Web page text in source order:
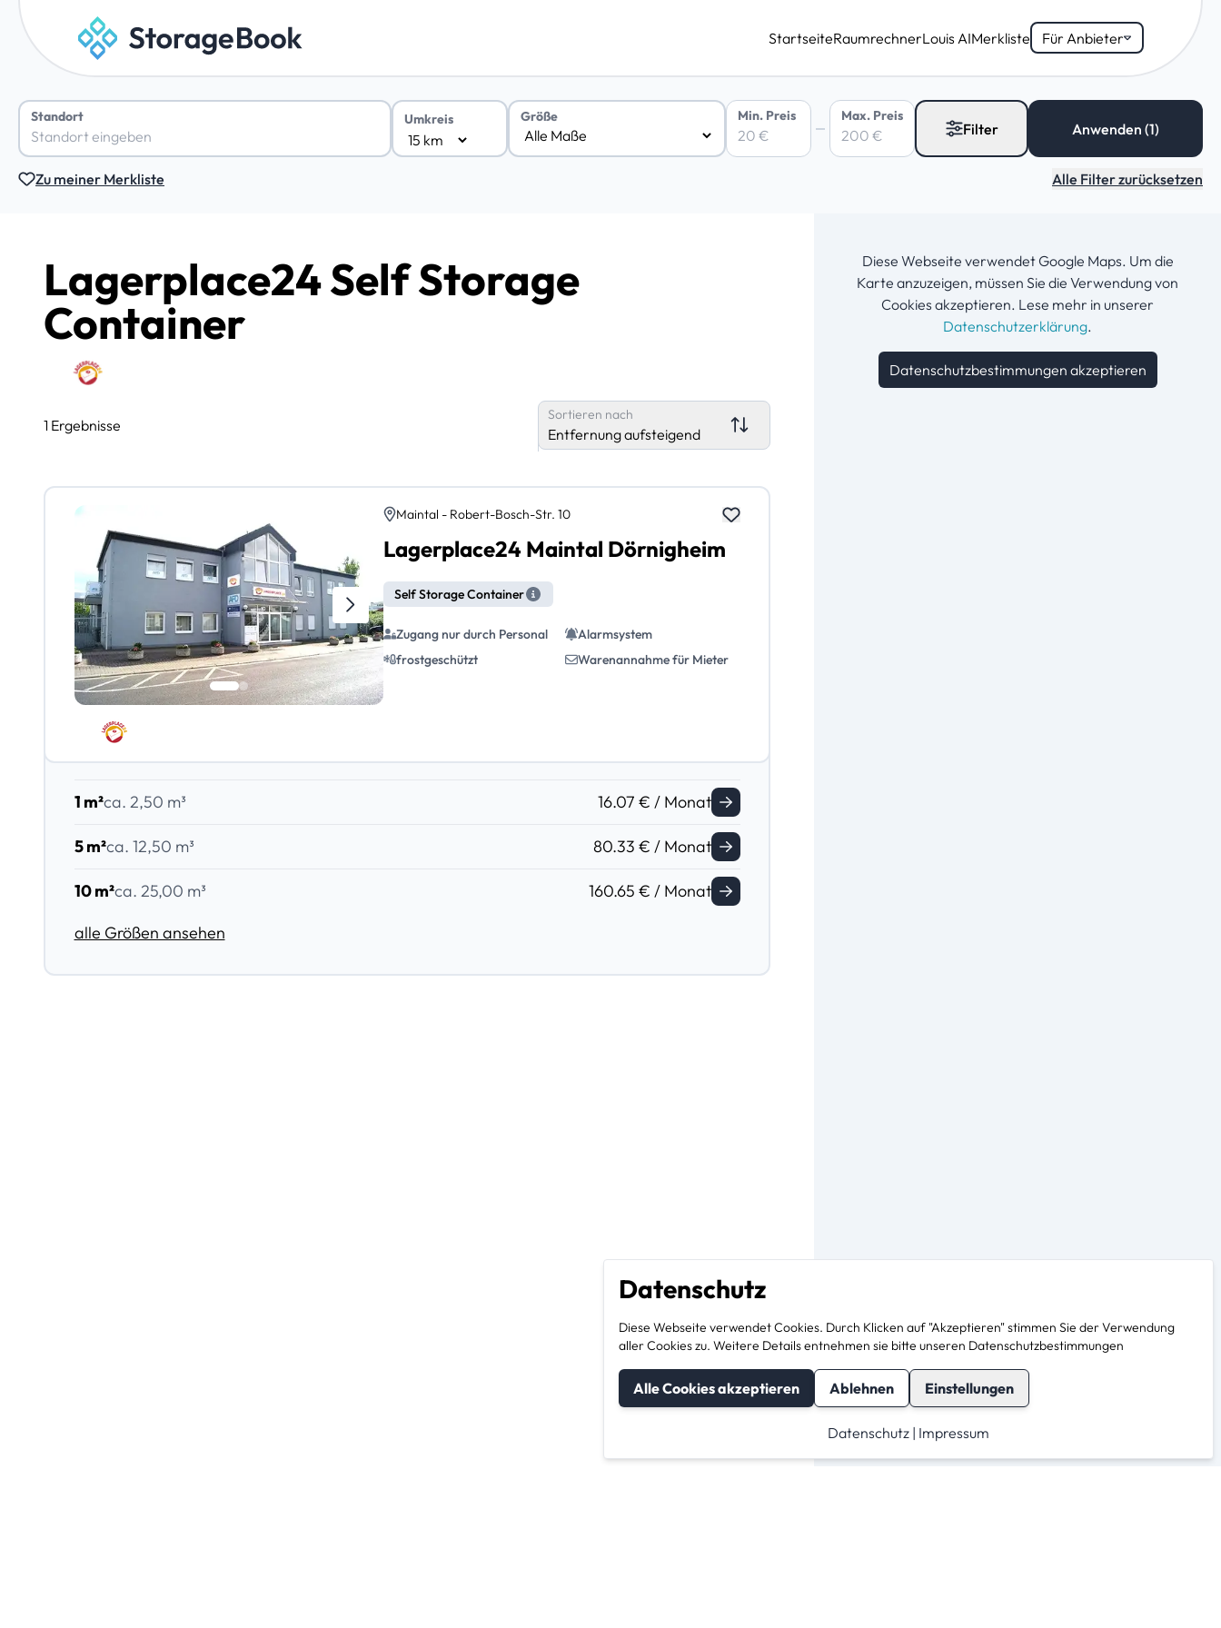
StartseiteRaumrechnerLouis AIMerkliste Für Anbieter
Standort Umkreis Größe Min. Preis Max. Preis
Filter
Zu meiner Merkliste Alle Filter zurücksetzen
Lagerplace24 Self Storage
Container
1 Ergebnisse
Sortieren nach
Entfernung aufsteigend
Maintal - Robert-Bosch-Str. 10
Lagerplace24 Maintal Dörnigheim
Self Storage Container
Zugang nur durch Personal
Alarmsystem
frostgeschützt
Warenannahme für Mieter
1 m²ca. 2,50 m³ 16.07 € / Monat
5 m²ca. 12,50 m³ 80.33 € / Monat
10 m²ca. 25,00 m³
160.65 € / Monat
alle Größen ansehen
Diese Webseite verwendet Google Maps. Um die
Karte anzuzeigen, müssen Sie die Verwendung von
Cookies akzeptieren. Lese mehr in unserer
Datenschutzerklärung.
Datenschutzbestimmungen akzeptieren
Datenschutz
Diese Webseite verwendet Cookies. Durch Klicken auf "Akzeptieren" stimmen Sie der Verwendung
aller Cookies zu. Weitere Details entnehmen sie bitte unseren Datenschutzbestimmungen
Alle Cookies akzeptieren Ablehnen Einstellungen
Datenschutz | Impressum